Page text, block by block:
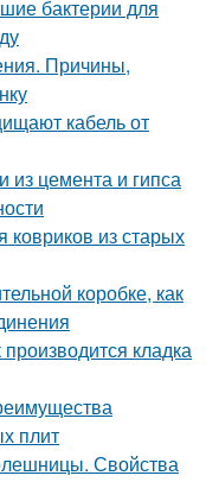
бактерии для
Причины,
кабель от
цемента и гипса
ковриков из старых
коробке, как
кладка
плит
Свойства